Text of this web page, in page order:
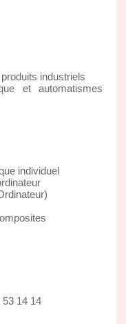
industriels
et automatismes
individuel
14 14